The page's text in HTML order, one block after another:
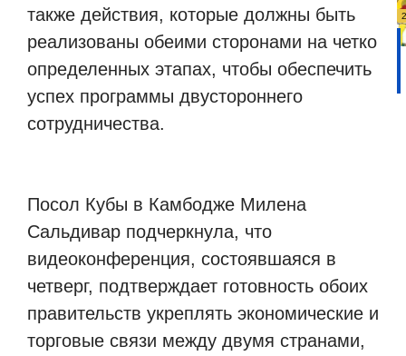
также действия, которые должны быть
реализованы обеими сторонами на четко
определенных этапах, чтобы обеспечить
успех программы двустороннего
сотрудничества.
Посол Кубы в Камбодже Милена
Сальдивар подчеркнула, что
видеоконференция, состоявшаяся в
четверг, подтверждает готовность обоих
правительств укреплять экономические и
торговые связи между двумя странами,